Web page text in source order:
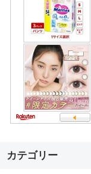
カテゴリー